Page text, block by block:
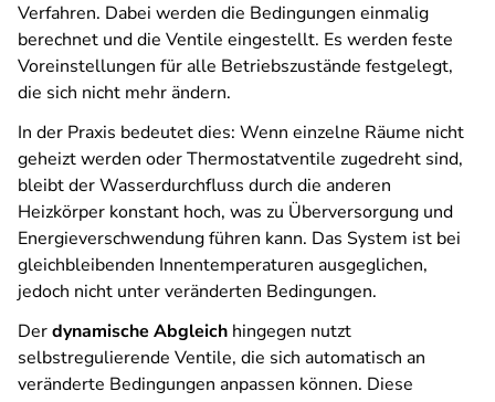
Verfahren. Dabei werden die Bedingungen einmalig
berechnet und die Ventile eingestellt. Es werden feste
Voreinstellungen für alle Betriebszustände festgelegt,
die sich nicht mehr ändern.
In der Praxis bedeutet dies: Wenn einzelne Räume nicht
geheizt werden oder Thermostatventile zugedreht sind,
bleibt der Wasserdurchfluss durch die anderen
Heizkörper konstant hoch, was zu Überversorgung und
Energieverschwendung führen kann. Das System ist bei
gleichbleibenden Innentemperaturen ausgeglichen,
jedoch nicht unter veränderten Bedingungen.
Derdynamische Abgleich hingegen nutzt
selbstregulierende Ventile, die sich automatisch an
veränderte Bedingungen anpassen können. Diese